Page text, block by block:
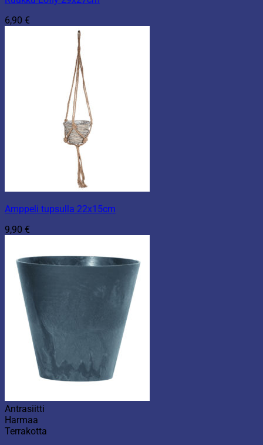
6,90 €
Amppeli tupsulla 22x15cm
9,90 €
Antrasiitti
Harmaa
Terrakotta